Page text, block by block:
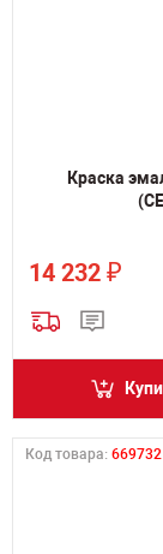
Краска
14 232 ₽
Код товара: 669732